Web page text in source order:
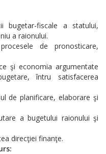
bugetar-fiscale a statului,
a raionului.
de pronosticare,
şi economia argumentate
întru satisfacerea
de planificare, elaborare şi
a bugetului raionului şi
direcţiei finanţe.
: